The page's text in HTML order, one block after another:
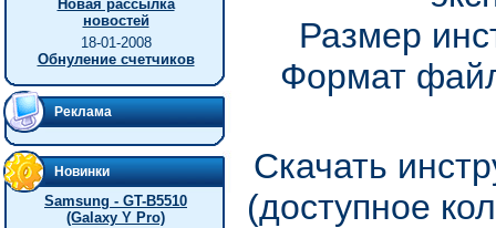
Новая рассылка
новостей
18-01-2008
Обнуление счетчиков
Реклама
Новинки
Samsung - GT-B5510
(Galaxy Y Pro)
Размер
Формат
Скачать
(доступное